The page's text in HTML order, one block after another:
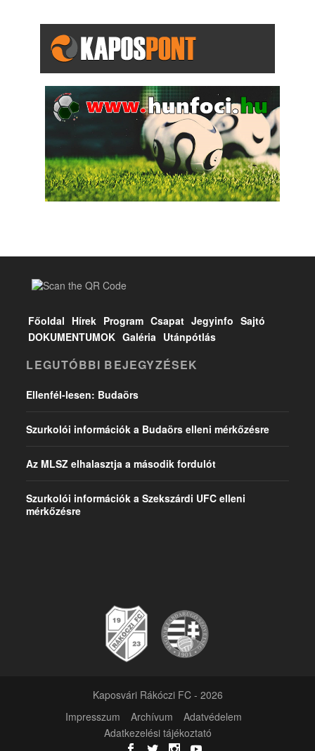
Főoldal Hírek Program Csapat Jegyinfo Sajtó
DOKUMENTUMOK Galéria Utánpótlás
LEGUTÓBBI BEJEGYZÉSEK
Ellenfél-lesen: Budaörs
Szurkolói információk a Budaörs elleni mérkőzésre
Az MLSZ elhalasztja a második fordulót
Szurkolói információk a Szekszárdi UFC elleni
mérkőzésre
Kaposvári Rákóczi FC - 2026
Impresszum
Archívum
Adatvédelem
Adatkezelési tájékoztató